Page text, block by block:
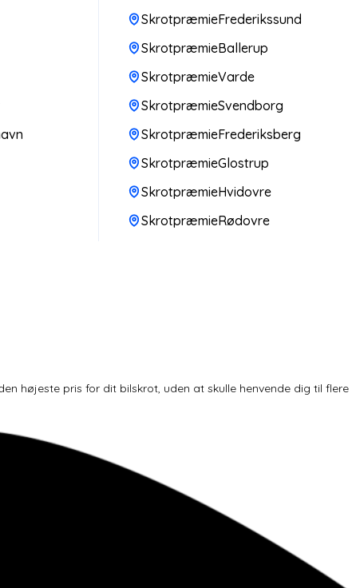
SkrotpræmieFrederikssund
SkrotpræmieBallerup
SkrotpræmieVarde
SkrotpræmieSvendborg
SkrotpræmieFrederiksberg
SkrotpræmieGlostrup
SkrotpræmieHvidovre
SkrotpræmieRødovre
højeste pris for dit bilskrot, uden at skulle henvende dig til flere